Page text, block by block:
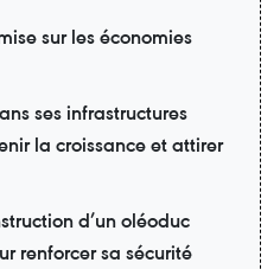
sur les économies
ses infrastructures
la croissance et attirer
d’un oléoduc
renforcer sa sécurité